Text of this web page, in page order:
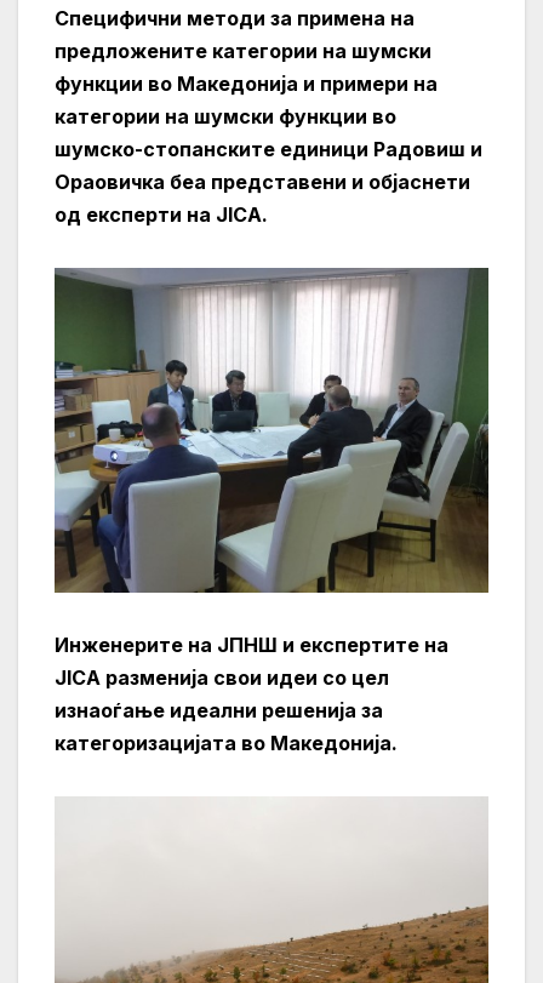
Специфични методи за примена на
предложените категории на шумски
функции во Македонија и примери на
категории на шумски функции во
шумско-стопанските единици Радовиш и
Ораовичка беа представени и објаснети
од експерти на JICA.
Инженерите на ЈПНШ и експертите на
JICA разменија свои идеи со цел
изнаоѓање идеални решенија за
категоризацијата во Македонија.